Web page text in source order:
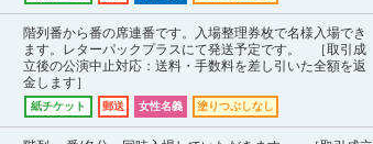
階列番から番の席連番です。入場整理券枚で名様入場でき
ます。レターパックプラスにて発送予定です。 ［取引成
立後の公演中止対応：送料・手数料を差し引いた全額を返
金します］
紙チケット 郵送 女性名義 塗りつぶしなし